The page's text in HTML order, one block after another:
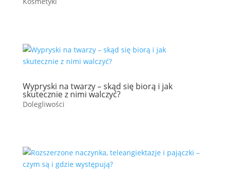
Wypryski na twarzy – skąd się biorą i jak
skutecznie z nimi walczyć?
Dolegliwości